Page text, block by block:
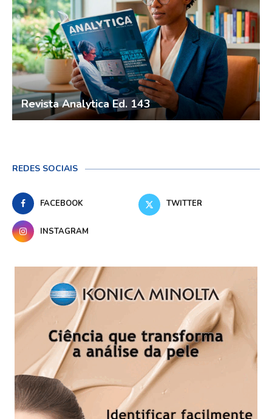
Revista Analytica Ed. 143
REDES SOCIAIS
FACEBOOK TWITTER
INSTAGRAM